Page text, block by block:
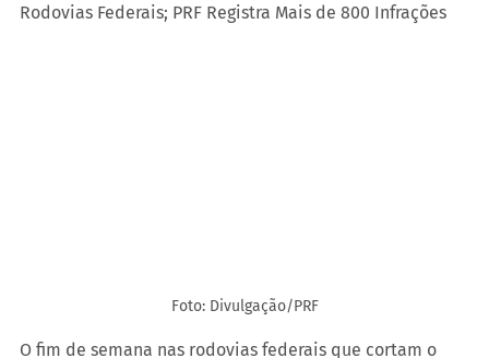
Rodovias Federais; PRF Registra Mais de 800 Infrações
Foto: Divulgação/PRF
O fim de semana nas rodovias federais que cortam o